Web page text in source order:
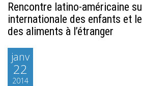
Rencontre latino-américaine
internationale des enfants et
des aliments à l’étranger
janv
22
2014